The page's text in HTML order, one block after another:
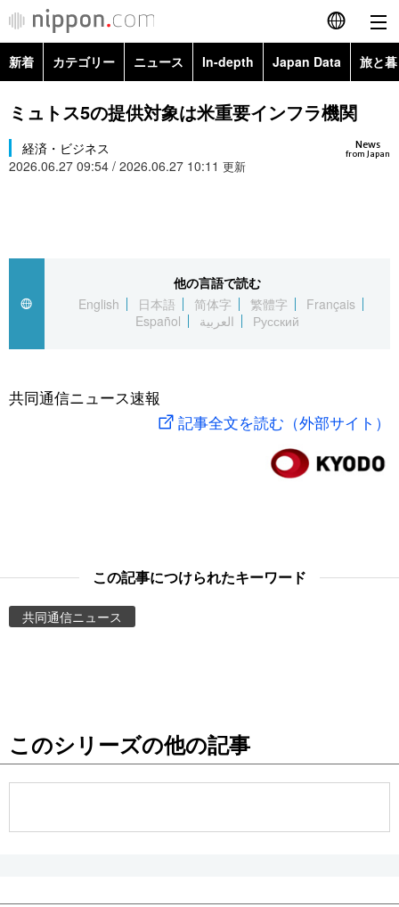
English
简体字
カテゴリー
スポーツ・東京2020
Topics
Images
お知らせ
公式SNS
新着 カテゴリー ニュース In-depth Japan Data 旅と
政治・外交
経済・ビジネス
Topics
Images
ミュトス5の提供対象は米重要インフラ機関
News
from Japan
経済・ビジネス
2026.06.27 09:54 / 2026.06.27 10:11 更新
他の言語で読む
English
日本語 简体字 繁體字
Français
Español
العربية Русский
共同通信ニュース速報
記事全文を読む（外部サイト）
この記事につけられたキーワード
共同通信ニュース
このシリーズの他の記事